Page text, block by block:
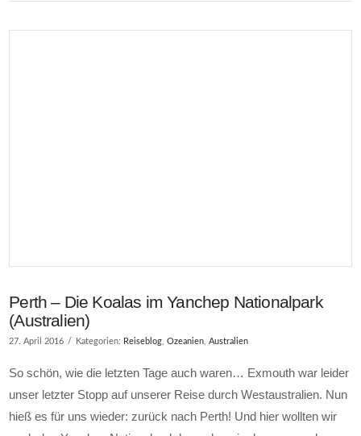
Perth – Die Koalas im Yanchep Nationalpark
(Australien)
27. April 2016 Kategorien: Reiseblog ,Ozeanien ,Australien
So schön, wie die letzten Tage auch waren… Exmouth war leider
unser letzter Stopp auf unserer Reise durch Westaustralien. Nun
hieß es für uns wieder: zurück nach Perth! Und hier wollten wir